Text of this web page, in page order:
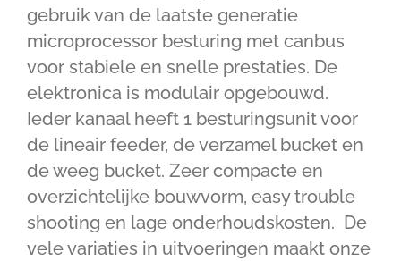
gebruik van de laatste generatie
microprocessor besturing met canbus
voor stabiele en snelle prestaties. De
elektronica is modulair opgebouwd.
Ieder kanaal heeft 1 besturingsunit voor
de lineair feeder, de verzamel bucket en
de weeg bucket. Zeer compacte en
overzichtelijke bouwvorm, easy trouble
shooting en lage onderhoudskosten. De
vele variaties in uitvoeringen maakt onze